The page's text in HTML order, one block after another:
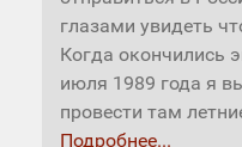
глазами увидеть
Когда окончились
июля 1989 года я
провести там
Подробнее...